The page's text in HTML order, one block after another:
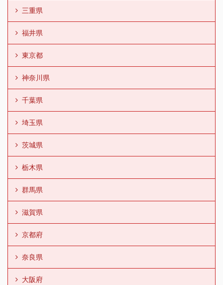
三重県
福井県
東京都
神奈川県
千葉県
埼玉県
茨城県
栃木県
群馬県
滋賀県
京都府
奈良県
大阪府